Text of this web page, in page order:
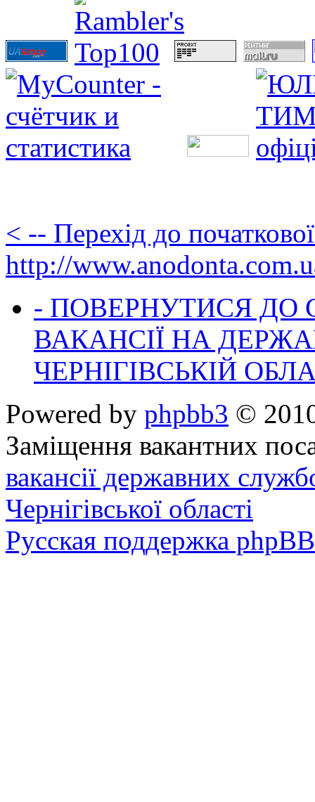
< -- Перехід до
http://
- ПОВЕРНУТИСЯ ДО
ВАКАНСІЇ НА
ЧЕРНІГІВСЬКІЙ
Powered by phpbb3 ©
Заміщення вакантних
вакансії державних
Чернігівської області
Русская поддержка phpBB